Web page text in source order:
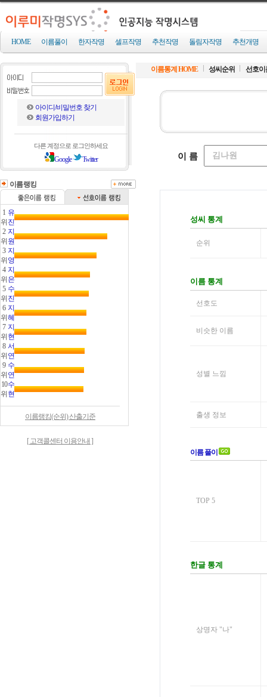
HOME 이름풀이 한자작명 셀프작명 추천작명 돌림자작명 추천개명
아이디/비밀번호 찾기
회원가입하기
다른 계정으로 로그인하세요
Google Twitter
이름랭킹
1
위
유
진
2
위
지
원
3
위
지
영
4
위
지
은
5
위
수
진
6
위
지
혜
7
위
지
현
8
위
서
연
9
위
수
연
10
위
수
현
이름랭킹(순위) 산출기준
[ 고객콜센터 이용안내 ]
이름통계 HOME 성씨순위 선호